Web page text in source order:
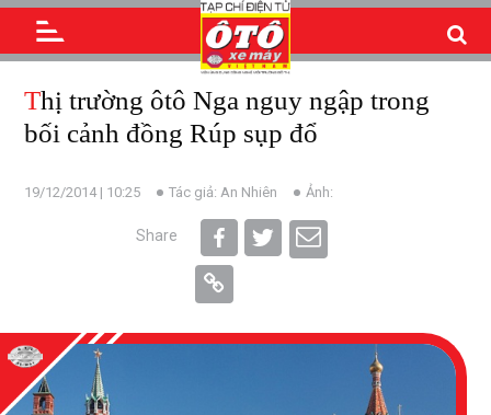
Thị trường ôtô Nga nguy ngập trong
bối cảnh đồng Rúp sụp đổ
19/12/2014 | 10:25 Tác giả: An Nhiên Ảnh:
Share